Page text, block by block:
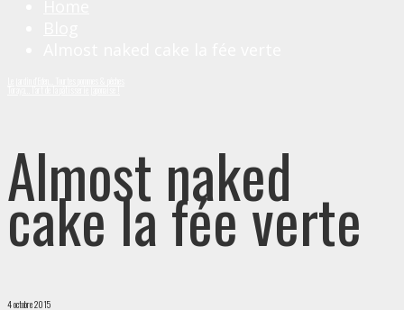
Almost naked
cake la fée verte
4 octobre 2015